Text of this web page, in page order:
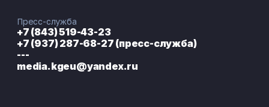
Пресс-служба
+7 (843) 519-43-23
+7 (937) 287-68-27 (пресс-служба)
---
media.kgeu@yandex.ru